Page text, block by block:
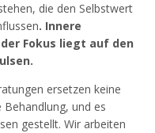
die den Selbstwert
. Innere
Fokus liegt auf den
ersetzen keine
und es
gestellt. Wir arbeiten